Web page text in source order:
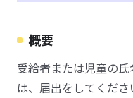
概要
受給者または児童の
は、届出をしてくださ